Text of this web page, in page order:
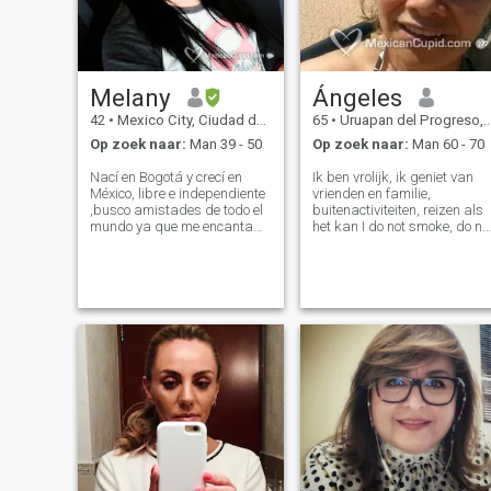
Melany
42 • Mexico City, Ciudad de México, Mexico
Op zoek naar: Man 39 - 50
Nací en Bogotá y crecí en
México, libre e independiente
,busco amistades de todo el
mundo ya que me encanta
defectos y un pasado, trato
Ángeles
65 • Uruapan del Progreso, Michoacán, Mexico
Op zoek naar: Man 60 - 70
Ik ben vrolijk, ik geniet van
vrienden en familie,
buitenactiviteiten, reizen als
het kan I do not smoke, do not
is om deze fase van het leven
te genieten. Ik weet dat het
belangrijkste in een relatie is
om eerlijk te zijn en niet te
oordelen voordat je elkaar
een beetje beter kent. Ik geef
toe dat dit medium voor- en
nadelen heeft, maar met
geduld is alles mogelijk.